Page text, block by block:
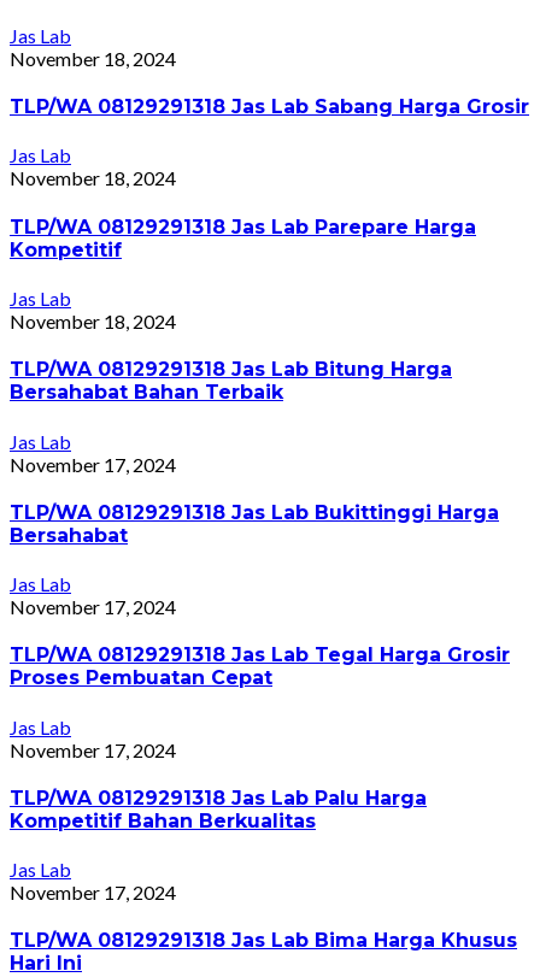
Jas Lab
November 18, 2024
TLP/WA 08129291318 Jas Lab Sabang Harga Grosir
Jas Lab
November 18, 2024
TLP/WA 08129291318 Jas Lab Parepare Harga
Kompetitif
Jas Lab
November 18, 2024
TLP/WA 08129291318 Jas Lab Bitung Harga
Bersahabat Bahan Terbaik
Jas Lab
November 17, 2024
TLP/WA 08129291318 Jas Lab Bukittinggi Harga
Bersahabat
Jas Lab
November 17, 2024
TLP/WA 08129291318 Jas Lab Tegal Harga Grosir
Proses Pembuatan Cepat
Jas Lab
November 17, 2024
TLP/WA 08129291318 Jas Lab Palu Harga
Kompetitif Bahan Berkualitas
Jas Lab
November 17, 2024
TLP/WA 08129291318 Jas Lab Bima Harga Khusus
Hari Ini